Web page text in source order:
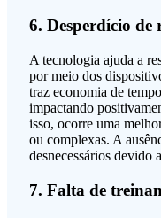
6. Desperdício de
A tecnologia ajuda a
por meio dos
traz economia de
impactando
isso, ocorre uma
ou complexas. A
desnecessários devido
7. Falta de